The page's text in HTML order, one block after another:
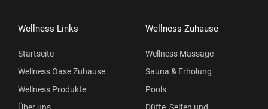
Wellness Links
Startseite
Wellness Oase Zuhause
Wellness Produkte
Wellness Zuhause
Wellness Massage
Sauna & Erholung
Pools